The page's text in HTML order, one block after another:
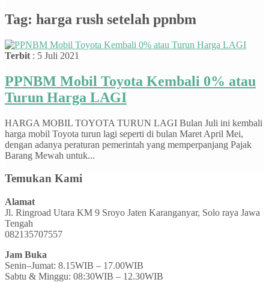
Tag: harga rush setelah ppnbm
Terbit : 5 Juli 2021
PPNBM Mobil Toyota Kembali 0% atau
Turun Harga LAGI
HARGA MOBIL TOYOTA TURUN LAGI Bulan Juli ini kembali
harga mobil Toyota turun lagi seperti di bulan Maret April Mei,
dengan adanya peraturan pemerintah yang memperpanjang Pajak
Barang Mewah untuk...
Temukan Kami
Alamat
Jl. Ringroad Utara KM 9 Sroyo Jaten Karanganyar, Solo raya Jawa
Tengah
082135707557
Jam Buka
Senin–Jumat: 8.15WIB – 17.00WIB
Sabtu & Minggu: 08:30WIB – 12.30WIB